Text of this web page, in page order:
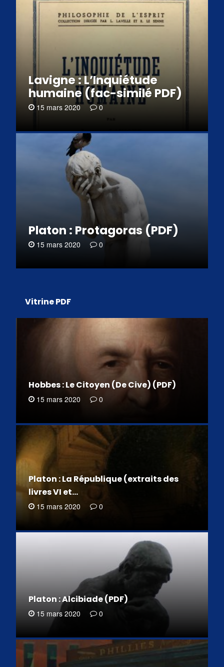
Lavigne : L’Inquiétude
humaine (fac-similé PDF)
15 mars 2020 0
Platon : Protagoras (PDF)
15 mars 2020 0
Vitrine PDF
Hobbes : Le Citoyen (De Cive) (PDF)
15 mars 2020 0
Platon : La République (extraits des
livres VI et…
15 mars 2020 0
Platon : Alcibiade (PDF)
15 mars 2020 0